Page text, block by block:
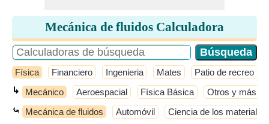
Mecánica de fluidos Calculadora
Física Financiero Ingenieria Mates Patio de recreo
↳ Mecánico Aeroespacial Física Básica Otros y más
⤿ Mecánica de fluidos Automóvil Ciencia de los